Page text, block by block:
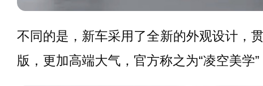
不同的是，新车采用了全新的外观设计，
版，更加高端大气，官方称之为“凌空美学